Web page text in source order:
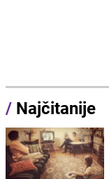
/ Najčitanije